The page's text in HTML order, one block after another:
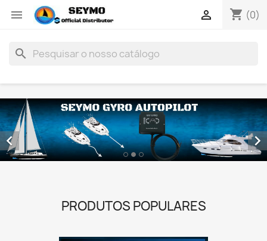
 shopping_cart (0)

search
 
PRODUTOS POPULARES